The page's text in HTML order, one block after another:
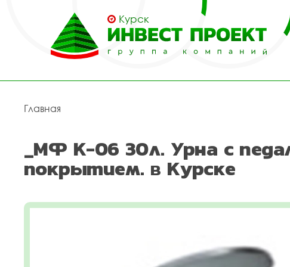
Курск
Главная
_МФ К-06 30л. Урна с
покрытием. в Курске